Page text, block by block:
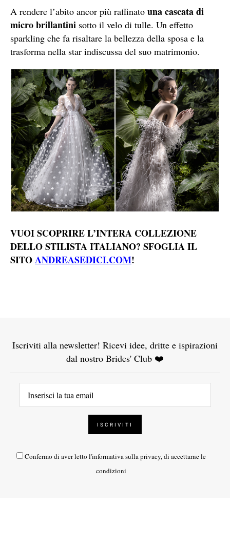
A rendere l’abito ancor più raffinato una cascata di
micro brillantini sotto il velo di tulle. Un effetto
sparkling che fa risaltare la bellezza della sposa e la
trasforma nella star indiscussa del suo matrimonio.
VUOI SCOPRIRE L’INTERA COLLEZIONE
DELLO STILISTA ITALIANO? SFOGLIA IL
SITOANDREASEDICI.COM!
Iscriviti alla newsletter! Ricevi idee, dritte e ispirazioni
dal nostro Brides' Club ❤️
Confermo di aver letto l'informativa sulla privacy, di accettarne le
condizioni